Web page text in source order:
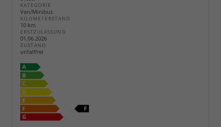
KATEGORIE
Van/Minibus
KILOMETERSTAND
10 km
ERSTZULASSUNG
01.06.2026
ZUSTAND
unfallfrei